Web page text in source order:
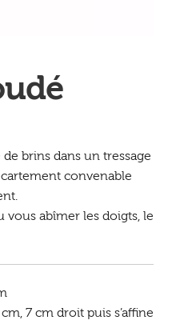
brins dans un tressage
convenable
vous abîmer les doigts, le
cm, 7 cm droit puis s’affine